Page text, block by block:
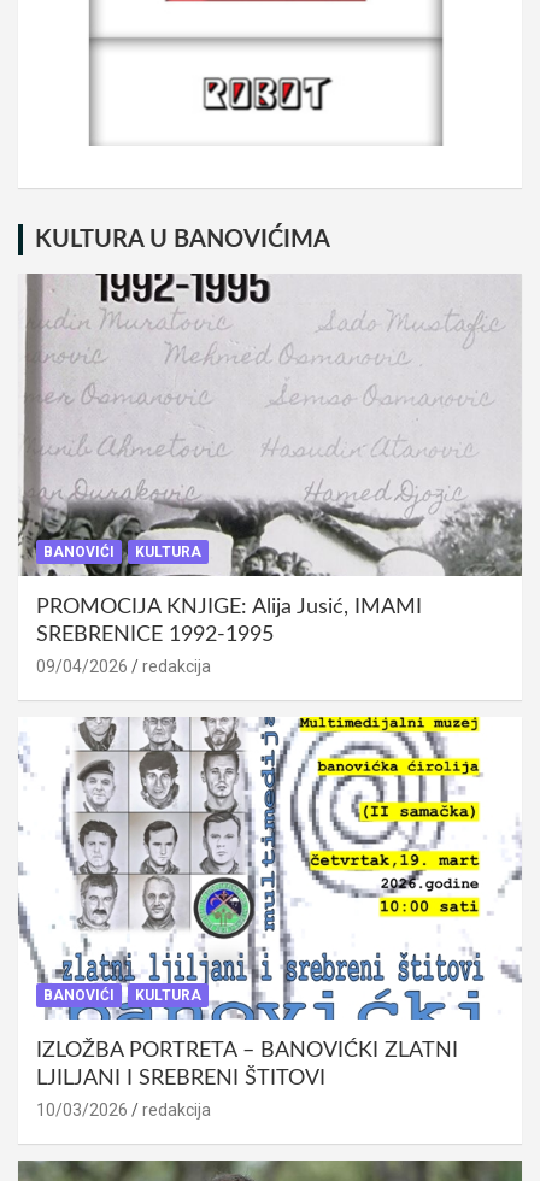
KULTURA U BANOVIĆIMA
BANOVIĆI KULTURA
PROMOCIJA KNJIGE: Alija Jusić, IMAMI
SREBRENICE 1992-1995
09/04/2026 redakcija
BANOVIĆI KULTURA
IZLOŽBA PORTRETA – BANOVIĆKI ZLATNI
LJILJANI I SREBRENI ŠTITOVI
10/03/2026 redakcija